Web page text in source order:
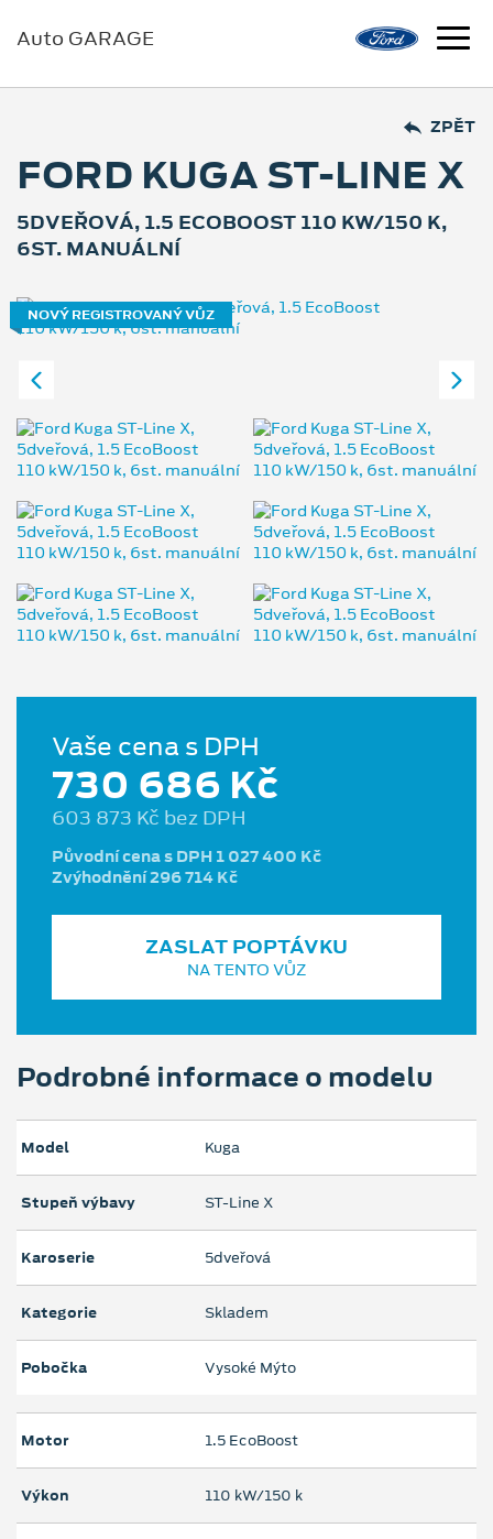
Auto GARAGE
ZPĚT
FORD KUGA ST-LINE X
5DVEŘOVÁ, 1.5 ECOBOOST 110 KW/150 K,
6ST. MANUÁLNÍ
NOVÝ REGISTROVANÝ VŮZ
Vaše cena s DPH
730 686 Kč
603 873 Kč bez DPH
Původní cena s DPH 1 027 400 Kč
Zvýhodnění 296 714 Kč
ZASLAT POPTÁVKU
NA TENTO VŮZ
Podrobné informace o modelu
Model Kuga
Stupeň výbavy ST-Line X
Karoserie 5dveřová
Kategorie Skladem
Pobočka Vysoké Mýto
Motor 1.5 EcoBoost
Výkon 110 kW/150 k